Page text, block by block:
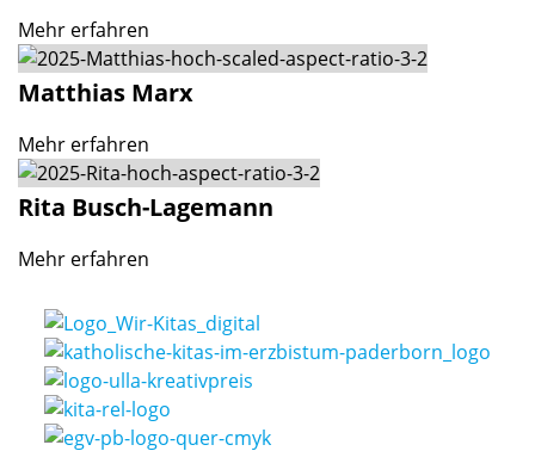
Mehr erfahren
Matthias Marx
Mehr erfahren
Rita Busch-Lagemann
Mehr erfahren